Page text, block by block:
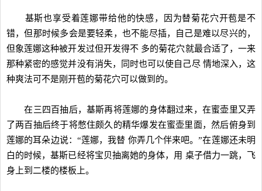
基斯也享受着莲娜带给他的快感，因为替菊花穴开苞是不
错，但那时候多会是要轻柔，也不能尽插，自己是难以尽兴的，
但象莲娜这种被开发过但开发得不 多的菊花穴就最合适了，一来
那种紧密的感觉并没有消失，同时也可以使自己尽 情地深入，这
种爽法可不是刚开苞的菊花穴可以做到的。
在三四百抽后，基斯再将莲娜的身体翻过来，在蜜壶里又弄
了两百抽后终于将憋住颇久的精华爆发在蜜壶里面，然后俯身到
莲娜的耳朵边说：“莲娜，我替 你弄几个伴来吧。”在莲娜还未明
白的时候，基斯已经将宝贝抽离她的身体，用 桌子借力一跳，飞
身上到二楼的楼板上。